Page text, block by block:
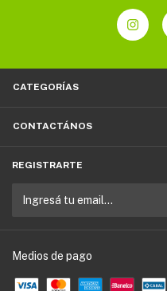
CATEGORÍAS
CONTACTÁNOS
REGISTRARTE
Medios de pago